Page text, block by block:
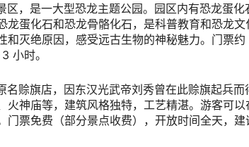
区，是一大型恐龙主题公园。园区内有恐龙蛋
龙蛋化石和恐龙骨骼化石，是科普教育和恐龙
和灭绝原因，感受远古生物的神秘魅力。门票约
小时。
名赊旗店，因东汉光武帝刘秀曾在此赊旗起兵
火神庙等，建筑风格独特，工艺精湛。游客可
门票免费（部分景点收费），开放时间全天，建